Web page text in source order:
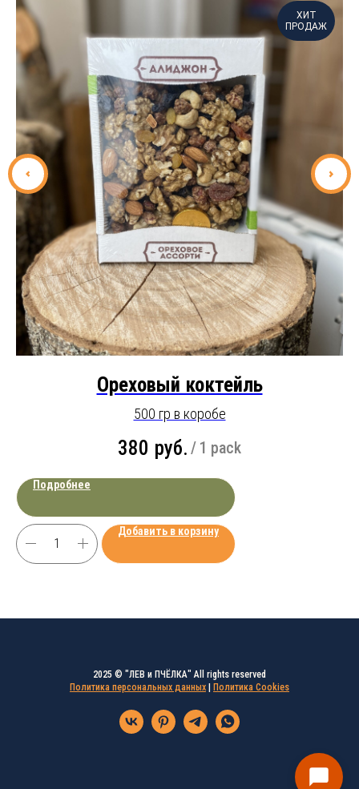
ХИТ
ПРОДАЖ
Ореховый коктейль
500 гр в коробе
380 руб. / 1 pack
Подробнее
Добавить в корзину
2025 © "ЛЕВ и ПЧЁЛКА" All rights reserved
Политика персональных данных | Политика Cookies